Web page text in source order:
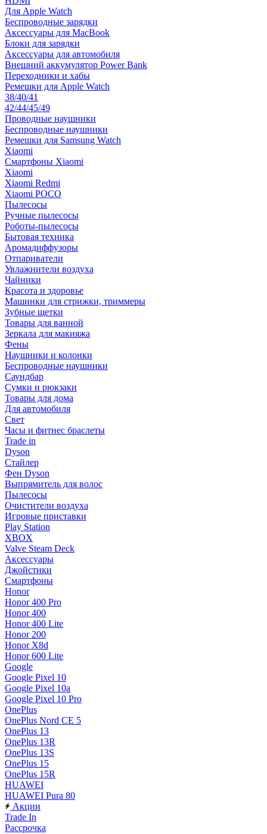
Для Apple Watch
Беспроводные зарядки
Аксессуары для MacBook
Блоки для зарядки
Аксессуары для автомобиля
Внешний аккумулятор Power Bank
Переходники и хабы
Ремешки для Apple Watch
38/40/41
42/44/45/49
Проводные наушники
Беспроводные наушники
Ремешки для Samsung Watch
Xiaomi
Смартфоны Xiaomi
Xiaomi
Xiaomi Redmi
Xiaomi POCO
Пылесосы
Ручные пылесосы
Роботы-пылесосы
Бытовая техника
Аромадиффузоры
Отпариватели
Увлажнители воздуха
Чайники
Красота и здоровье
Машинки для стрижки, триммеры
Зубные щетки
Товары для ванной
Зеркала для макияжа
Фены
Наушники и колонки
Беспроводные наушники
Саундбар
Сумки и рюкзаки
Товары для дома
Для автомобиля
Свет
Часы и фитнес браслеты
Trade in
Dyson
Стайлер
Фен Dyson
Выпрямитель для волос
Пылесосы
Очистители воздуха
Игровые приставки
Play Station
XBOX
Valve Steam Deck
Аксессуары
Джойстики
Смартфоны
Honor
Honor 400 Pro
Honor 400
Honor 400 Lite
Honor 200
Honor X8d
Honor 600 Lite
Google
Google Pixel 10
Google Pixel 10a
Google Pixel 10 Pro
OnePlus
OnePlus Nord CE 5
OnePlus 13
OnePlus 13R
OnePlus 13S
OnePlus 15
OnePlus 15R
HUAWEI
HUAWEI Pura 80
Акции
Trade In
Рассрочка